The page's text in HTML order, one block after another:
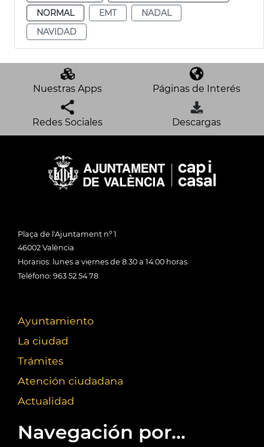
NORMAL
EMT
NADAL
NAVIDAD
Nuestras Apps Páginas de Interés
Redes Sociales Descargas
Plaça de l'Ajuntament nº 1
46002 València
Horarios: lunes a viernes de 8:30 a 14:00 horas
Teléfono: 963 52 54 78
Ayuntamiento
La ciudad
Trámites
Atención ciudadana
Actualidad
Navegación por...